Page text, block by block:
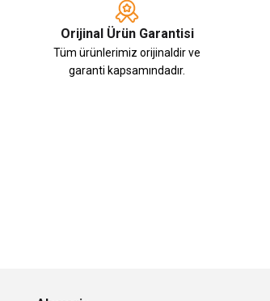
Orijinal Ürün Garantisi
Tüm ürünlerimiz orijinaldir ve
garanti kapsamındadır.